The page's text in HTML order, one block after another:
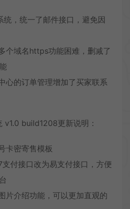
统，统一了邮件接口，避免因
个域名https功能困难，删减了
心的订单管理增加了买家联系
v1.0 build1208更新说明：
卡密寄售模板
付接口改为易支付接口，方便
片介绍功能，可以更加直观的